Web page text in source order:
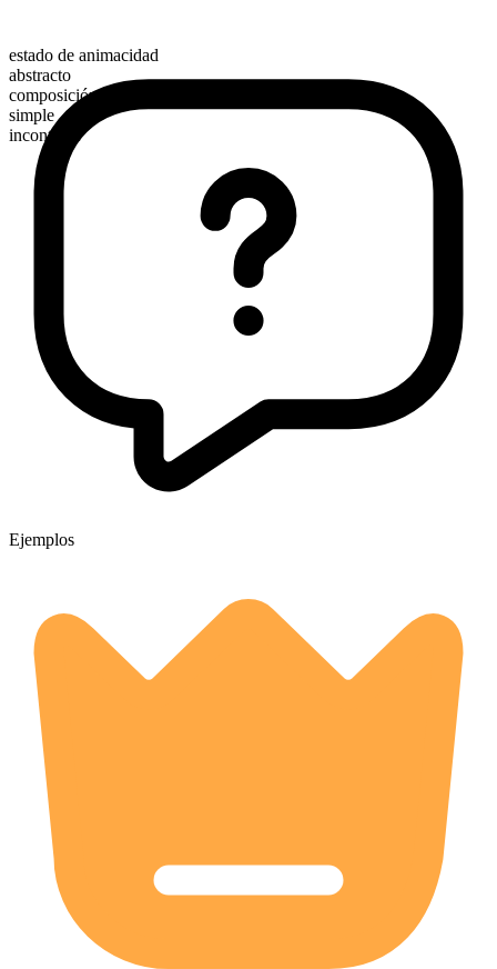
estado de animacidad
abstracto
composición morfológica
simple
incontable
Ejemplos